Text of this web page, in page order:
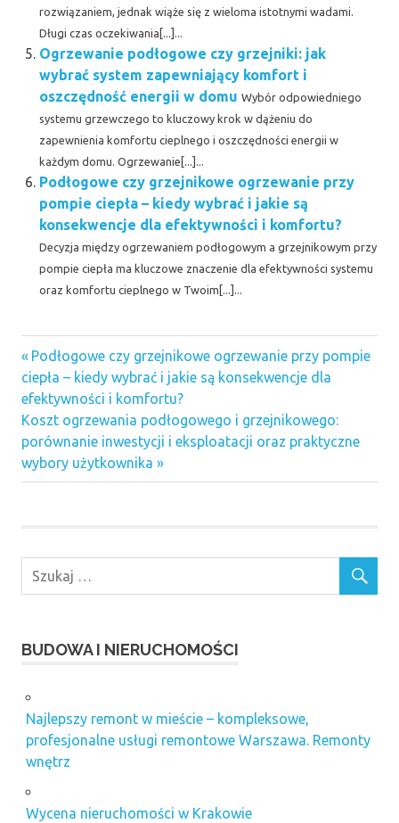
rozwiązaniem, jednak wiąże się z wieloma istotnymi wadami.
Długi czas oczekiwania[...]...
Ogrzewanie podłogowe czy grzejniki: jak
wybrać system zapewniający komfort i
oszczędność energii w domu Wybór odpowiedniego
systemu grzewczego to kluczowy krok w dążeniu do
zapewnienia komfortu cieplnego i oszczędności energii w
każdym domu. Ogrzewanie[...]...
Podłogowe czy grzejnikowe ogrzewanie przy
pompie ciepła – kiedy wybrać i jakie są
konsekwencje dla efektywności i komfortu?
Decyzja między ogrzewaniem podłogowym a grzejnikowym przy
pompie ciepła ma kluczowe znaczenie dla efektywności systemu
oraz komfortu cieplnego w Twoim[...]...
Nawigacja
wpisu
Previous
Post:
Podłogowe czy grzejnikowe ogrzewanie przy pompie
ciepła – kiedy wybrać i jakie są konsekwencje dla
efektywności i komfortu?
Next
Post:
Koszt ogrzewania podłogowego i grzejnikowego:
porównanie inwestycji i eksploatacji oraz praktyczne
wybory użytkownika
BUDOWA I NIERUCHOMOŚCI
Najlepszy remont w mieście – kompleksowe,
profesjonalne usługi remontowe Warszawa. Remonty
wnętrz
Wycena nieruchomości w Krakowie